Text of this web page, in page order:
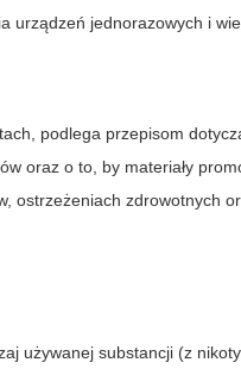
urządzeń jednorazowych i
podlega przepisom
oraz o to, by materiały
ostrzeżeniach zdrowotnych
używanej substancji (z